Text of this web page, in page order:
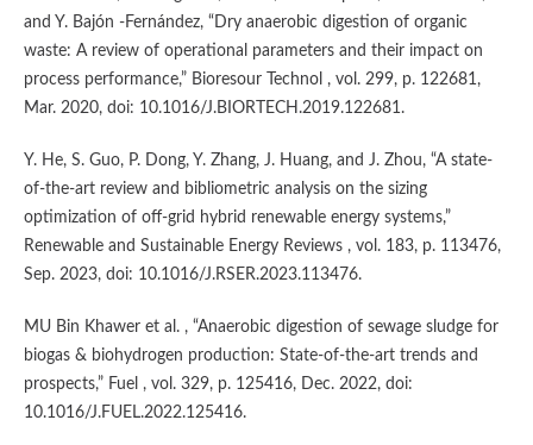
and Y. Bajón -Fernández, “Dry anaerobic digestion of organic
waste: A review of operational parameters and their impact on
process performance,” Bioresour Technol , vol. 299, p. 122681,
Mar. 2020, doi: 10.1016/J.BIORTECH.2019.122681.
Y. He, S. Guo, P. Dong, Y. Zhang, J. Huang, and J. Zhou, “A state-
of-the-art review and bibliometric analysis on the sizing
optimization of off-grid hybrid renewable energy systems,”
Renewable and Sustainable Energy Reviews , vol. 183, p. 113476,
Sep. 2023, doi: 10.1016/J.RSER.2023.113476.
MU Bin Khawer et al. , “Anaerobic digestion of sewage sludge for
biogas & biohydrogen production: State-of-the-art trends and
prospects,” Fuel , vol. 329, p. 125416, Dec. 2022, doi:
10.1016/J.FUEL.2022.125416.